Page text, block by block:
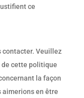
ce
contacter. Veuillez
de cette politique
la façon
aimerions en être